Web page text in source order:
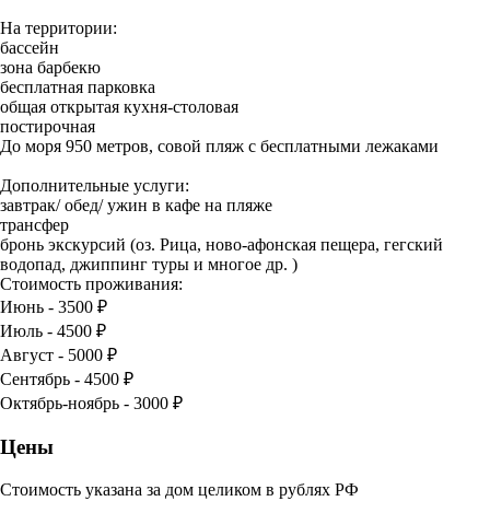
На территории:
бассейн
зона барбекю
бесплатная парковка
общая открытая кухня-столовая
постирочная
До моря 950 метров, совой пляж с бесплатными лежаками
Дополнительные услуги:
завтрак/ обед/ ужин в кафе на пляже
трансфер
бронь экскурсий (оз. Рица, ново-афонская пещера, гегский
водопад, джиппинг туры и многое др. )
Стоимость проживания:
Июнь - 3500 ₽
Июль - 4500 ₽
Август - 5000 ₽
Сентябрь - 4500 ₽
Октябрь-ноябрь - 3000 ₽
Цены
Стоимость указана за дом целиком в рублях РФ